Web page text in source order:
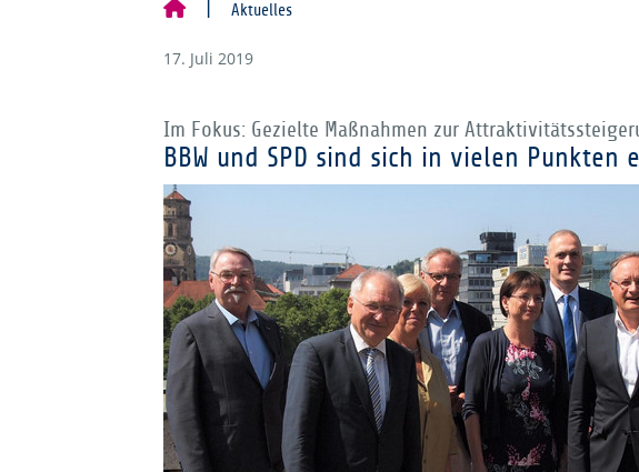
Aktuelles
17. Juli 2019
Im Fokus: Gezielte Maßnahmen zur
BBW und SPD sind sich in vielen Punkten